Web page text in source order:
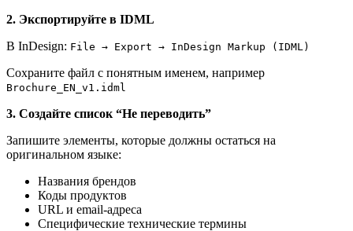
2. Экспортируйте в IDML
В InDesign: File → Export → InDesign Markup (IDML)
Сохраните файл с понятным именем, например
Brochure_EN_v1.idml
3. Создайте список “Не переводить”
Запишите элементы, которые должны остаться на
оригинальном языке:
Названия брендов
Коды продуктов
URL и email-адреса
Специфические технические термины